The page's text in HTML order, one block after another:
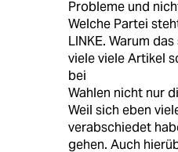
Probleme und
Welche Partei
LINKE. Warum
viele viele Artikel
bei
Wahlen nicht nur
Weil sich eben
verabschiedet
gehen. Auch